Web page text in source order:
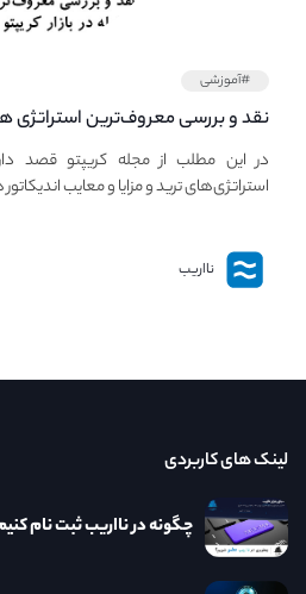
#آموزشی
نقد و بررسی معروف‌ترین استراتژی
استراتژی های مهم ترید در بازار کریپتو
در این مطلب از مجله کریپتو قصد
استراتژی‌های ترید و مزایا و معایب
نااریب
لینک های کاربردی
چگونه در نااریب ثبت نام